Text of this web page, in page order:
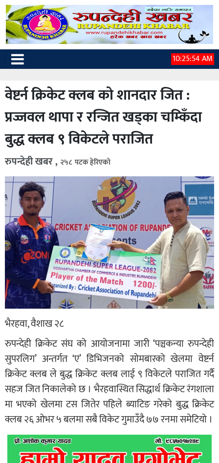
10:25:55 AM
वेष्टर्न क्रिकेट क्लब को शानदार जित :
प्रज्जवल थापा र रन्जित खड्का चम्किँदा
बुद्ध क्लब ९ विकेटले पराजित
रुपन्देही खबर , २५८ पटक हेरिएको
भैरहवा, वैशाख २८
रुपन्देही क्रिकेट संघ को आयोजनामा जारी ‘पञ्चकन्या रुपन्देही
सुपरलिग’ अन्तर्गत ‘ए’ डिभिजनको सोमबारको खेलमा वेष्टर्न
क्रिकेट क्लब ले बुद्ध क्रिकेट क्लब लाई ९ विकेटले पराजित गर्दै
सहज जित निकालेको छ । भैरहवास्थित सिद्धार्थ क्रिकेट रंगशाला
मा भएको खेलमा टस जितेर पहिले ब्याटिङ गरेको बुद्ध क्रिकेट
क्लब २६ ओभर ५ बलमा सबै विकेट गुमाउँदै ७७ रनमा समेटियो ।